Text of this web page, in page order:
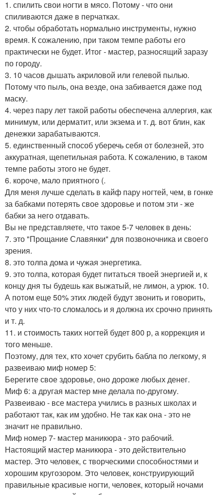
1. спилить свои ногти в мясо. Потому - что они
спиливаются даже в перчатках.
2. чтобы обработать нормально инструменты, нужно
время. К сожалению, при таком темпе работы его
практически не будет. Итог - мастер, разносящий заразу
по городу.
3. 10 часов дышать акриловой или гелевой пылью.
Потому что пыль, она везде, она забивается даже под
маску.
4. через пару лет такой работы обеспечена аллергия, как
минимум, или дерматит, или экзема и т. д. вот блин, как
денежки зарабатываются.
5. единственный способ уберечь себя от болезней, это
аккуратная, щепетильная работа. К сожалению, в таком
темпе работы этого не будет.
6. короче, мало приятного (.
Для меня лучше сделать в кайф пару ногтей, чем, в гонке
за бабками потерять свое здоровье и потом эти - же
бабки за него отдавать.
Вы не представляете, что такое 5-7 человек в день:
7. это "Прощание Славянки" для позвоночника и своего
зрения.
8. это толпа дома и чужая энергетика.
9. это толпа, которая будет питаться твоей энергией и, к
концу дня ты будешь как выжатый, не лимон, а урюк. 10.
А потом еще 50% этих людей будут звонить и говорить,
что у них что-то сломалось и я должна их срочно принять
и т. д.
11. и стоимость таких ногтей будет 800 р, а коррекция и
того меньше.
Поэтому, для тех, кто хочет срубить бабла по легкому, я
развеиваю миф номер 5:
Берегите свое здоровье, оно дороже любых денег.
Миф 6: а другая мастер мне делала по-другому.
Развеиваю - все мастера учились в разных школах и
работают так, как им удобно. Не так как она - это не
значит не правильно.
Миф номер 7- мастер маникюра - это рабочий.
Настоящий мастер маникюра - это действительно
мастер. Это человек, с творческими способностями и
хорошим кругозором. Это человек, конструирующий
правильные красивые ногти, человек, который ночами